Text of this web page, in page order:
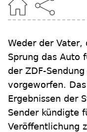
Weder der Vater,
Sprung das Auto
der ZDF-
vorgeworfen.
Ergebnissen der
Sender kündigte
Veröffentlichung